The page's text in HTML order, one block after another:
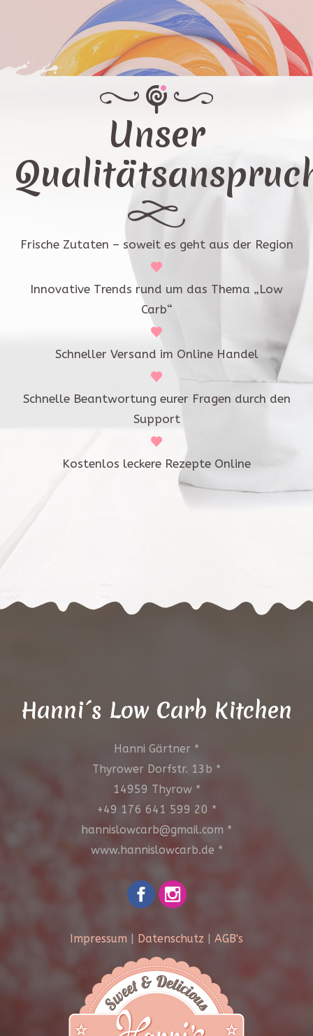
Unser
Frische Zutaten – soweit es geht aus der Region
Innovative Trends rund um das Thema „Low
Carb“
Schneller Versand im Online Handel
Schnelle Beantwortung eurer Fragen durch den
Support
Kostenlos leckere Rezepte Online
Hanni´s Low Carb Kitchen
Hanni Gärtner *
Thyrower Dorfstr. 13b *
14959 Thyrow *
+49 176 641 599 20 *
hannislowcarb@gmail.com *
www.hannislowcarb.de *
Impressum Datenschutz AGB's